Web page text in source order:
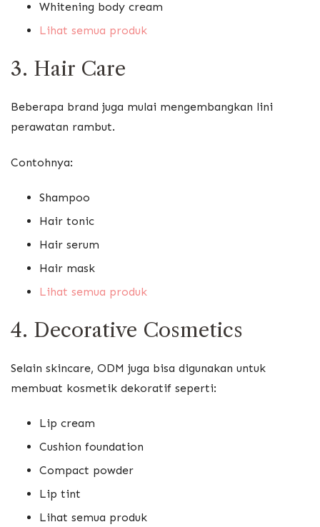
Whitening body cream
Lihat semua produk
3. Hair Care
Beberapa brand juga mulai mengembangkan lini
perawatan rambut.
Contohnya:
Shampoo
Hair tonic
Hair serum
Hair mask
Lihat semua produk
4. Decorative Cosmetics
Selain skincare, ODM juga bisa digunakan untuk
membuat kosmetik dekoratif seperti:
Lip cream
Cushion foundation
Compact powder
Lip tint
Lihat semua produk